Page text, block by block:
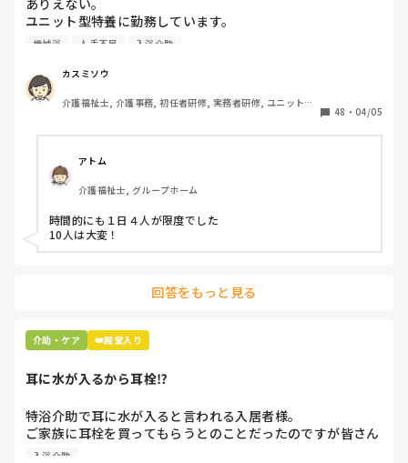
ありえない。
ユニット型特養に勤務しています。
人手不足で入浴のない日があるため、今度1日に10人入れて
午前中に5人、午後から1人助っ人つけるので5人入れて下さ
いとのことです。
ここはほぼ全員寝たきりの方ですよ。ありえますか？
機械浴 人手不足 入浴介助
カスミソウ
介護福祉士, 介護事務, 初任者研修, 実務者研修, ユニット型
48 ・ 04/05
アトム
介護福祉士, グループホーム
時間的にも１日４人が限度でした
10人は大変！
回答をもっと見る
介助・ケア 👑殿堂入り
耳に水が入るから耳栓⁉︎
特浴介助で耳に水が入ると言われる入居者様。
ご家族に耳栓を買ってもらうとのことだったのですが皆さん
どう思われますか？
入浴介助